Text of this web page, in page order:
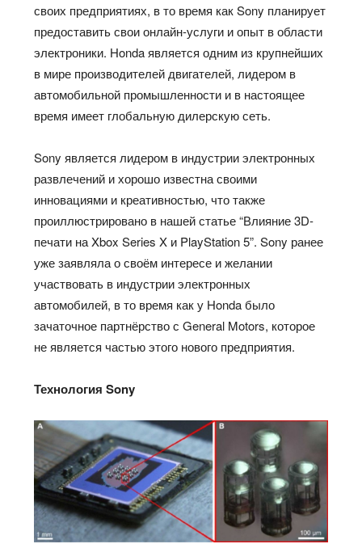
своих предприятиях, в то время как Sony планирует
предоставить свои онлайн-услуги и опыт в области
электроники. Honda является одним из крупнейших
в мире производителей двигателей, лидером в
автомобильной промышленности и в настоящее
время имеет глобальную дилерскую сеть.
Sony является лидером в индустрии электронных
развлечений и хорошо известна своими
инновациями и креативностью, что также
проиллюстрировано в нашей статье “Влияние 3D-
печати на Xbox Series X и PlayStation 5”. Sony ранее
уже заявляла о своём интересе и желании
участвовать в индустрии электронных
автомобилей, в то время как у Honda было
зачаточное партнёрство с General Motors, которое
не является частью этого нового предприятия.
Технология Sony